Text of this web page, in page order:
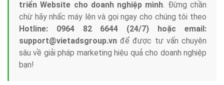
triển Website cho doanh nghiệp mình. Đừng chần
chừ hãy nhấc máy lên và gọi ngay cho chúng tôi theo
Hotline: 0964 82 6644 (24/7) hoặc email:
support@vietadsgroup.vn để được tư vấn chuyên
sâu về giải pháp marketing hiệu quả cho doanh nghiệp
bạn!